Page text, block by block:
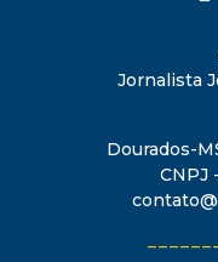
Jornalista
Dourados-
CNPJ